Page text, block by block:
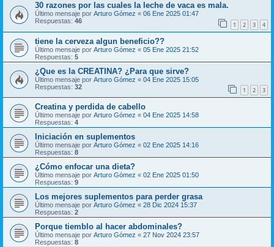
30 razones por las cuales la leche de vaca es mala.
Último mensaje por Arturo Gómez « 06 Ene 2025 01:47
Respuestas: 46 1 2 3 4
tiene la cerveza algun beneficio??
Último mensaje por Arturo Gómez « 05 Ene 2025 21:52
Respuestas: 5
¿Que es la CREATINA? ¿Para que sirve?
Último mensaje por Arturo Gómez « 04 Ene 2025 15:05
Respuestas: 32 1 2 3
Creatina y perdida de cabello
Último mensaje por Arturo Gómez « 04 Ene 2025 14:58
Respuestas: 4
Iniciación en suplementos
Último mensaje por Arturo Gómez « 02 Ene 2025 14:16
Respuestas: 8
¿Cómo enfocar una dieta?
Último mensaje por Arturo Gómez « 02 Ene 2025 01:50
Respuestas: 9
Los mejores suplementos para perder grasa
Último mensaje por Arturo Gómez « 28 Dic 2024 15:37
Respuestas: 2
Porque tiemblo al hacer abdominales?
Último mensaje por Arturo Gómez « 27 Nov 2024 23:57
Respuestas: 8